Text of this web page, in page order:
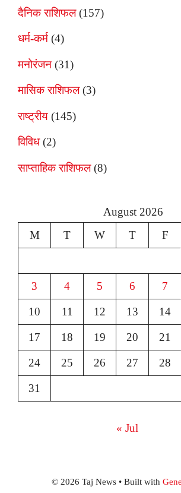
दैनिक राशिफल(157)
धर्म-कर्म (4)
मनोरंजन (31)
मासिक राशिफल(3)
राष्ट्रीय (145)
विविध(2)
साप्ताहिक राशिफल(8)
August 2026
M
T W T F
3 4 5 6 7
10 11 12 13 14
17 18 19 20 21
24 25 26 27 28
31
« Jul
© 2026 Taj News• Built with